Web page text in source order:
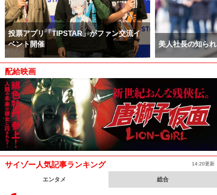
投票アプリ「TIPSTAR」がファン交流イ
ベント開催
美人社長の知ら
配給映画
サイゾー人気記事ランキング 14:20更新
エンタメ 総合